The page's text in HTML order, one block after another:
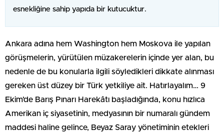
esnekliğine sahip yapıda bir kutucuktur.
Ankara adına hem Washington hem Moskova ile yapılan
görüşmelerin, yürütülen müzakerelerin içinde yer alan, bu
nedenle de bu konularla ilgili söyledikleri dikkate alınması
gereken üst düzey bir Türk yetkiliye ait. Hatırlayalım… 9
Ekim’de Barış Pınarı Harekâtı başladığında, konu hızlıca
Amerikan iç siyasetinin, medyasının bir numaralı gündem
maddesi haline gelince, Beyaz Saray yönetiminin etekleri